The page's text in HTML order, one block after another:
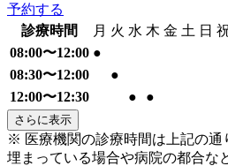
予約する
診療時間
月 火 水 木 金 土 日
08:00〜12:00 ●
08:30〜12:00
●
12:00〜12:30
● ●
さらに表示
※ 医療機関の診療時間は上記の通
埋まっている場合や病院の都合な